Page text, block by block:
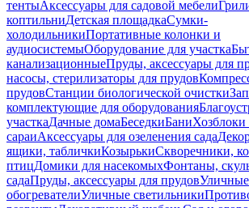
тентыАксессуары для садовой мебели
коптильниДетская площадкаСумки-
холодильникиПортативные колонки и
аудиосистемыОборудование для участка
канализационныеПруды, аксессуары для
насосы, стерилизаторы для прудов
прудовСтанции биологической очистки
комплектующие для оборудования
участкаДачные домаБеседкиБаниХозблоки
сараиАксессуары для озеленения сада
ящики, табличкиКозырькиСкворечники,
птицДомики для насекомыхФонтаны,
садаПруды, аксессуары для прудовУличные
обогревателиУличные светильники